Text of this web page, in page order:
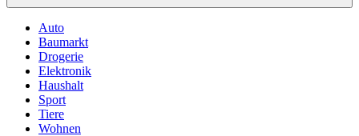
Auto
Baumarkt
Drogerie
Elektronik
Haushalt
Sport
Tiere
Wohnen